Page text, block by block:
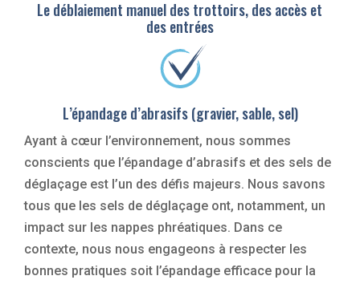
Le déblaiement manuel des trottoirs, des accès et
des entrées
L’épandage d’abrasifs (gravier, sable, sel)
Ayant à cœur l’environnement, nous sommes
conscients que l’épandage d’abrasifs et des sels de
déglaçage est l’un des défis majeurs. Nous savons
tous que les sels de déglaçage ont, notamment, un
impact sur les nappes phréatiques. Dans ce
contexte, nous nous engageons à respecter les
bonnes pratiques soit l’épandage efficace pour la